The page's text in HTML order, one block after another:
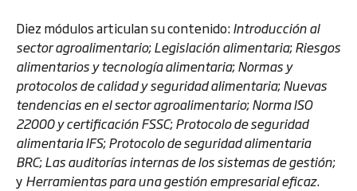
Diez módulos articulan su contenido:Introducción al
sector agroalimentario;Legislación alimentaria;Riesgos
alimentarios y tecnología alimentaria;Normas y
protocolos de calidad y seguridad alimentaria;Nuevas
tendencias en el sector agroalimentario;Norma ISO
22000 y certificación FSSC;Protocolo de seguridad
alimentaria IFS;Protocolo de seguridad alimentaria
BRC;Las auditorías internas de los sistemas de gestión;
y Herramientas para una gestión empresarial eficaz.